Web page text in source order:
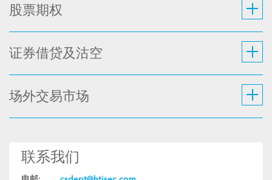
股票期权
证券借贷及沽空
场外交易市场
联系我们